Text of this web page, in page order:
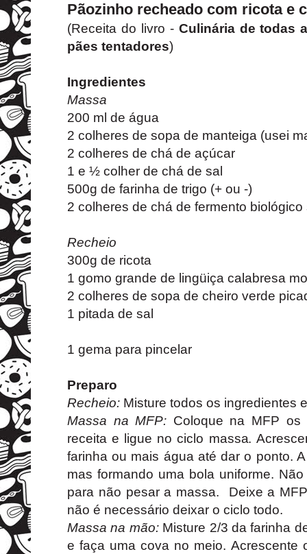
Pãozinho recheado com ricota e
(Receita do livro - Culinária de todas
pães tentadores)
Ingredientes
Massa
200 ml de água
2 colheres de sopa de manteiga (usei
2 colheres de chá de açúcar
1 e ½ colher de chá de sal
500g de farinha de trigo (+ ou -)
2 colheres de chá de fermento biológico
Recheio
300g de ricota
1 gomo grande de lingüiça calabresa
2 colheres de sopa de cheiro verde
1 pitada de sal
1 gema para pincelar
Preparo
Recheio: Misture todos os ingredientes
Massa na MFP: Coloque na MFP os
receita e ligue no ciclo massa.
farinha ou mais água até dar o ponto.
mas formando uma bola uniforme.
para não pesar a massa. Deixe a
não é necessário deixar o ciclo todo.
Massa na mão: Misture 2/3 da farinha
e faça uma cova no meio. Acrescente